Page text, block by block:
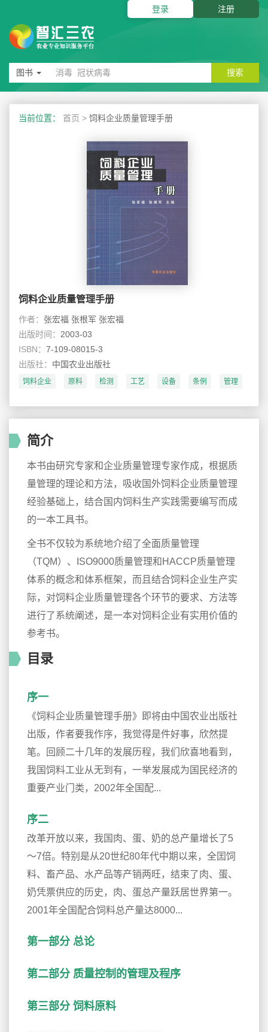
登录 注册
图书 搜索
当前位置： 首页 > 饲料企业质量管理手册
饲料企业质量管理手册
作者： 张宏福 张根军 张宏福
出版时间： 2003-03
ISBN： 7-109-08015-3
出版社： 中国农业出版社
饲料企业 原料 检测 工艺 设备 条例 管理
简介
本书由研究专家和企业质量管理专家作成，根据质
量管理的理论和方法，吸收国外饲料企业质量管理
经验基础上，结合国内饲料生产实践需要编写而成
的一本工具书。
全书不仅较为系统地介绍了全面质量管理
（TQM）、ISO9000质量管理和HACCP质量管理
体系的概念和体系框架，而且结合饲料企业生产实
际，对饲料企业质量管理各个环节的要求、方法等
进行了系统阐述，是一本对饲料企业有实用价值的
参考书。
目录
序一
《饲料企业质量管理手册》即将由中国农业出版社
出版，作者要我作序，我觉得是件好事，欣然提
笔。回顾二十几年的发展历程，我们欣喜地看到，
我国饲料工业从无到有，一举发展成为国民经济的
重要产业门类，2002年全国配...
序二
改革开放以来，我国肉、蛋、奶的总产量增长了5
～7倍。特别是从20世纪80年代中期以来，全囯饲
料、畜产品、水产品等产销两旺，结束了肉、蛋、
奶凭票供应的历史，肉、蛋总产量跃居世界第一。
2001年全国配合饲料总产量达8000...
第一部分 总论
第二部分 质量控制的管理及程序
第三部分 饲料原料